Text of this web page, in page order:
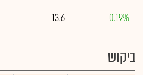
0.19%
13.6
ביקוש